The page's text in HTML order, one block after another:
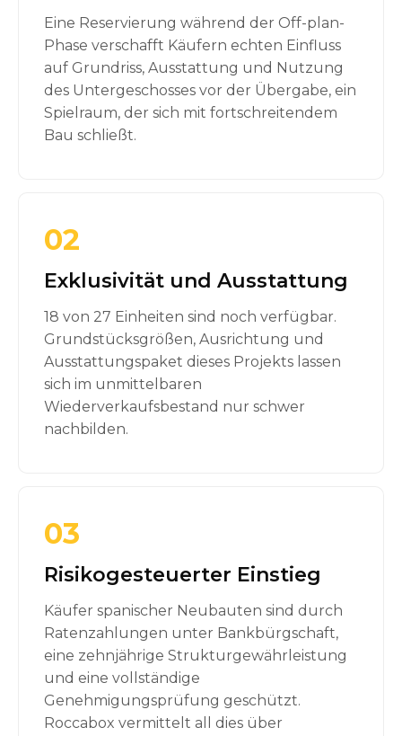
Eine Reservierung während der Off-plan-
Phase verschafft Käufern echten Einfluss
auf Grundriss, Ausstattung und Nutzung
des Untergeschosses vor der Übergabe, ein
Spielraum, der sich mit fortschreitendem
Bau schließt.
02
Exklusivität und Ausstattung
18 von 27 Einheiten sind noch verfügbar.
Grundstücksgrößen, Ausrichtung und
Ausstattungspaket dieses Projekts lassen
sich im unmittelbaren
Wiederverkaufsbestand nur schwer
nachbilden.
03
Risikogesteuerter Einstieg
Käufer spanischer Neubauten sind durch
Ratenzahlungen unter Bankbürgschaft,
eine zehnjährige Strukturgewährleistung
und eine vollständige
Genehmigungsprüfung geschützt.
Roccabox vermittelt all dies über